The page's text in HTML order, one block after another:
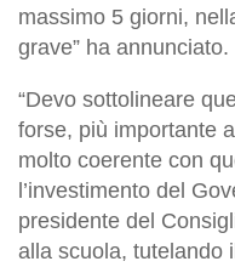
massimo 5 giorni,
grave” ha annunciato.
“Devo sottolineare
forse, più importante
molto coerente con
l’investimento del
presidente del
alla scuola, tutelando